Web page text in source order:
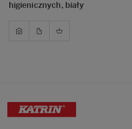
higienicznych, biały